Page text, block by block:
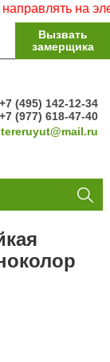
на
Вызвать
замерщика
+7 (495) 142-12-34
+7 (977) 618-47-40